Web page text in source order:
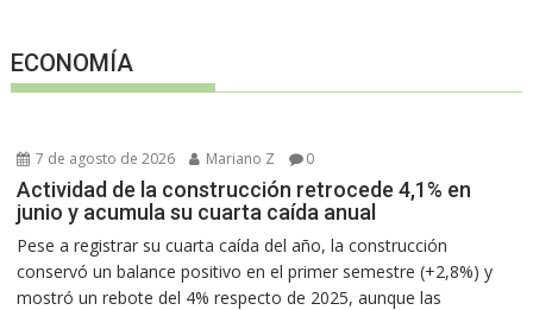
ECONOMÍA
7 de agosto de 2026 Mariano Z 0
Actividad de la construcción retrocede 4,1% en
junio y acumula su cuarta caída anual
Pese a registrar su cuarta caída del año, la construcción
conservó un balance positivo en el primer semestre (+2,8%) y
mostró un rebote del 4% respecto de 2025, aunque las